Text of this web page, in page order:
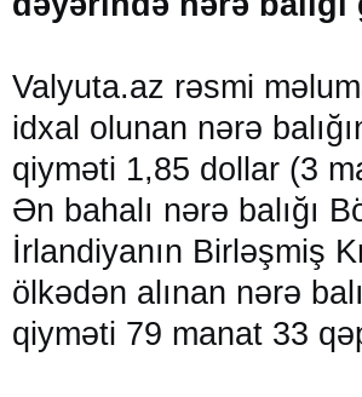
Valyuta.az rəsmi
idxal olunan nərə
qiyməti 1,85 dollar (3
Ən bahalı nərə balığı
İrlandiyanın Birləşmiş
ölkədən alınan nərə
qiyməti 79 manat 33